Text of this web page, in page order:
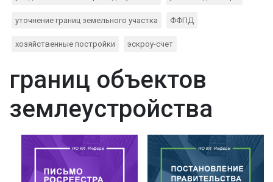
уточнение границ земельного участка ФФПД
хозяйственные постройки эскроу-счет
границ объектов
землеустройства